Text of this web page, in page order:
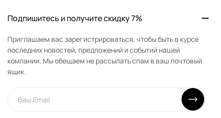
Подпишитесь и получите скидку 7%
Приглашаем вас зарегистрироваться, чтобы быть в курсе
последних новостей, предложений и событий нашей
компании. Мы обещаем не рассылать спам в ваш почтовый
ящик.